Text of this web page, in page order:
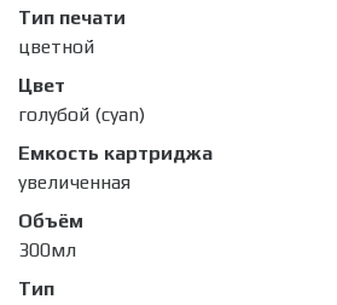
Тип печати
цветной
Цвет
голубой (cyan)
Емкость картриджа
увеличенная
Объём
300мл
Тип